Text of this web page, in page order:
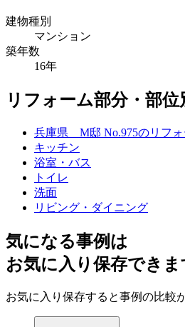
建物種別
マンション
築年数
16年
リフォーム部分・部
兵庫県 M邸 No.975のリフ
キッチン
浴室・バス
トイレ
洗面
リビング・ダイニング
気になる事例は
お気に入り保存できま
お気に入り保存すると事例の比較